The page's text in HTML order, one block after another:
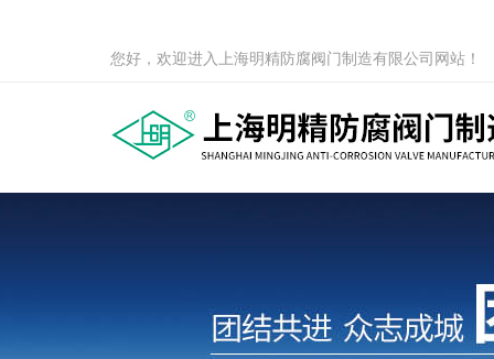
您好，欢迎进入上海明精防腐阀门制造有限公司网站！